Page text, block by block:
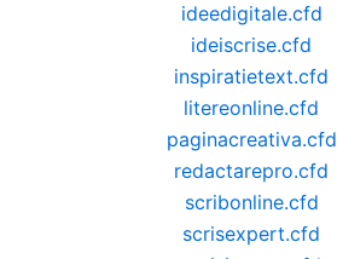
ideedigitale.cfd
ideiscrise.cfd
inspiratietext.cfd
litereonline.cfd
paginacreativa.cfd
redactarepro.cfd
scribonline.cfd
scrisexpert.cfd